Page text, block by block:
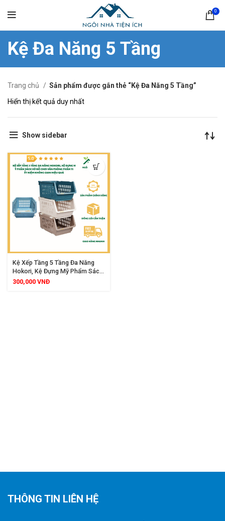
0
Kệ Đa Năng 5 Tầng
Trang chủ
Sản phẩm được gắn thẻ “Kệ Đa Năng 5 Tầng”
Hiển thị kết quả duy nhất
Show sidebar
Kệ Xếp Tầng 5 Tầng Đa Năng
Hokori, Kệ Đựng Mỹ Phẩm Sách
Vở Đồ Chơi Văn Phòng Phẩm
300,000 VNĐ
THÔNG TIN LIÊN HỆ